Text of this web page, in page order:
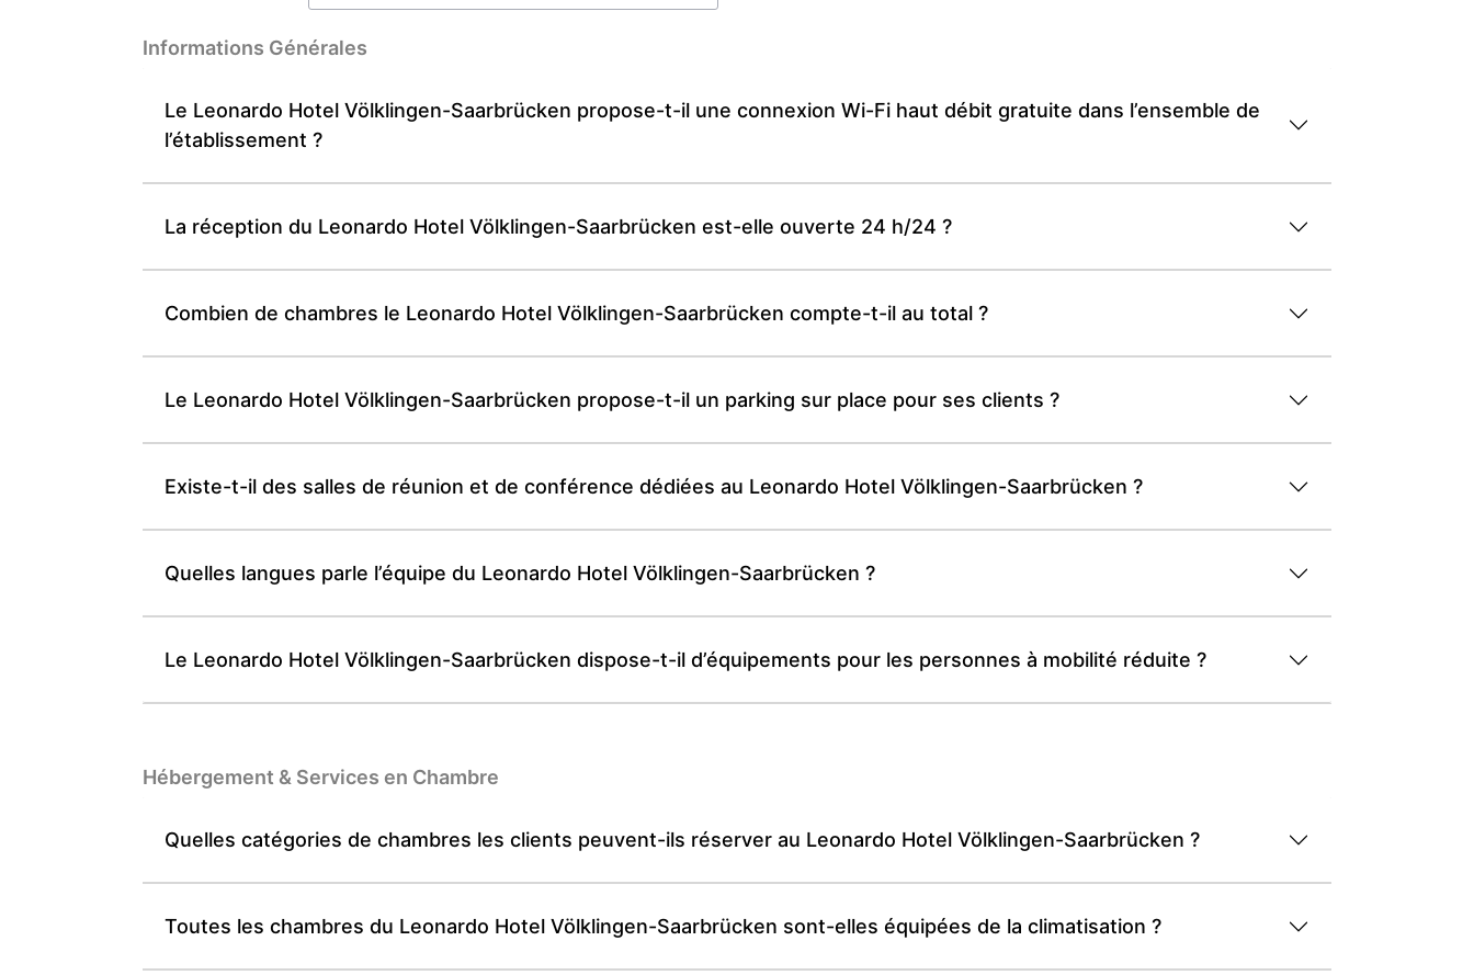
Informations Générales
Le Leonardo Hotel Völklingen-Saarbrücken propose-t-il une connexion Wi-Fi haut débit gratuite dans l’ensemble de
l’établissement ?
La réception du Leonardo Hotel Völklingen-Saarbrücken est-elle ouverte 24 h/24 ?
Combien de chambres le Leonardo Hotel Völklingen-Saarbrücken compte-t-il au total ?
Le Leonardo Hotel Völklingen-Saarbrücken propose-t-il un parking sur place pour ses clients ?
Existe-t-il des salles de réunion et de conférence dédiées au Leonardo Hotel Völklingen-Saarbrücken ?
Quelles langues parle l’équipe du Leonardo Hotel Völklingen-Saarbrücken ?
Le Leonardo Hotel Völklingen-Saarbrücken dispose-t-il d’équipements pour les personnes à mobilité réduite ?
Hébergement & Services en Chambre
Quelles catégories de chambres les clients peuvent-ils réserver au Leonardo Hotel Völklingen-Saarbrücken ?
Toutes les chambres du Leonardo Hotel Völklingen-Saarbrücken sont-elles équipées de la climatisation ?